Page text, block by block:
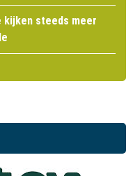
kijken steeds meer